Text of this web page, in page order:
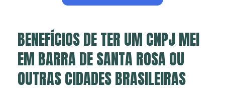
BENEFÍCIOS DE TER UM CNPJ MEI
EM BARRA DE SANTA ROSA OU
OUTRAS CIDADES BRASILEIRAS